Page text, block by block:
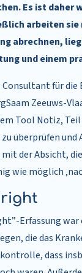
Es ist daher
arbeiten sie
abrechnen,
und einem
für
Zeeuws-
Tool Notiz, Teil
überprüfen
der Absicht,
wie möglich
Erfassung
die das
dass